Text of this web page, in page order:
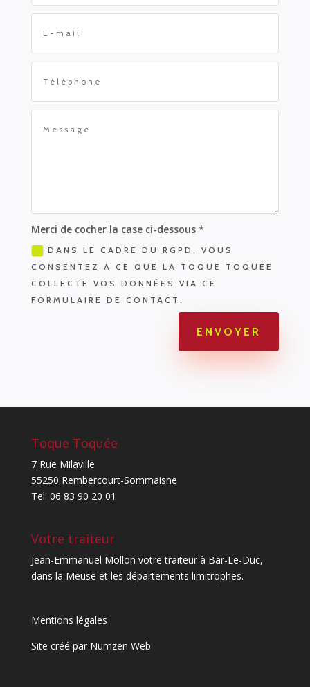
Merci de cocher la case ci-dessous *
DANS LE CADRE DU RGPD, VOUS
CONSENTEZ À CE QUE LA TOQUE TOQUÉE
COLLECTE VOS DONNÉES VIA CE
FORMULAIRE DE CONTACT.
ENVOYER
Toque Toquée
7 Rue Milaville
55250 Rembercourt-Sommaisne
Tel: 06 83 90 20 01
Votre traiteur
Jean-Emmanuel Mollon votre traiteur à Bar-Le-Duc,
dans la Meuse et les départements limitrophes.
Mentions légales
Site créé par Numzen Web